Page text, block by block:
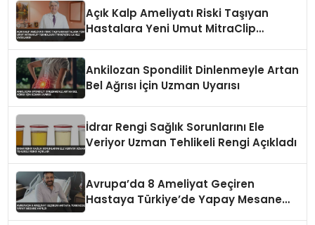
Açık Kalp Ameliyatı Riski Taşıyan
Hastalara Yeni Umut MitraClip
Ankilozan Spondilit Dinlenmeyle Artan
Bel Ağrısı İçin Uzman Uyarısı
İdrar Rengi Sağlık Sorunlarını Ele
Veriyor Uzman Tehlikeli Rengi Açıkladı
Avrupa’da 8 Ameliyat Geçiren
Hastaya Türkiye’de Yapay Mesane